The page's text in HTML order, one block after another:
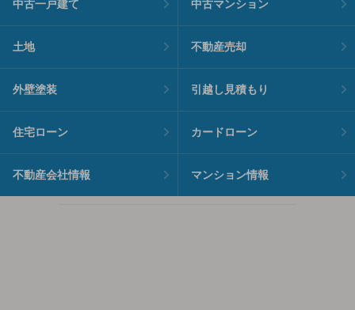
中古一戸建て 中古マンション
土地 不動産売却
外壁塗装 引越し見積もり
住宅ローン カードローン
不動産会社情報 マンション情報